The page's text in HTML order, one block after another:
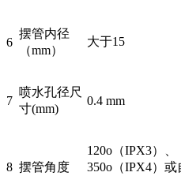
6
摆管内径
（mm）
大于15
7
喷水孔径尺
寸(mm)
0.4 mm
8 摆管角度
120o（IPX3）、
350o（IPX4）或